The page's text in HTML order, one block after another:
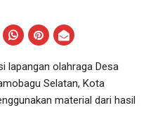
lapangan olahraga Desa
Selatan, Kota
material dari hasil